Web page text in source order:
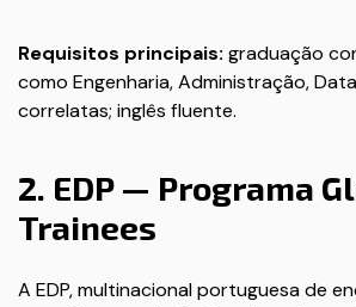
Requisitos principais: graduação
como Engenharia, Administração,
correlatas; inglês fluente.
2. EDP — Programa
Trainees
A EDP, multinacional portuguesa de